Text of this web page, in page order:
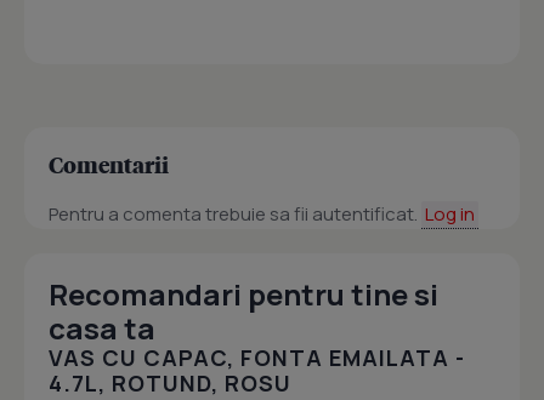
Comentarii
Pentru a comenta trebuie sa fii autentificat. Log in
Recomandari pentru tine si
casa ta
VAS CU CAPAC, FONTA EMAILATA -
4.7L, ROTUND, ROSU